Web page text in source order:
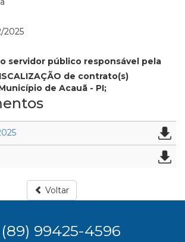
2025
servidor público responsável pela
de contrato(s)
de Acauã - PI;
Voltar
(89) 99425-4596